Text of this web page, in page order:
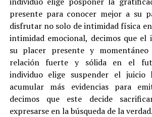
presente para conocer mejor a su
disfrutar no solo de intimidad física
intimidad emocional, decimos que el
su placer presente y
relación fuerte y sólida en el
individuo elige suspender el juicio
acumular más evidencias para
decimos que este decide
expresarse en la búsqueda de la verdad.